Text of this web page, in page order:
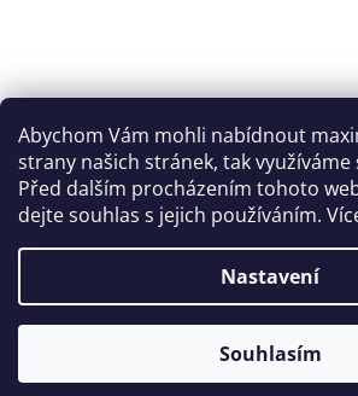
Abychom Vám mohli nabídnout
strany našich stránek, tak
Před dalším procházením tohoto
dejte souhlas s jejich používáním.
Nastavení
Souhlasím